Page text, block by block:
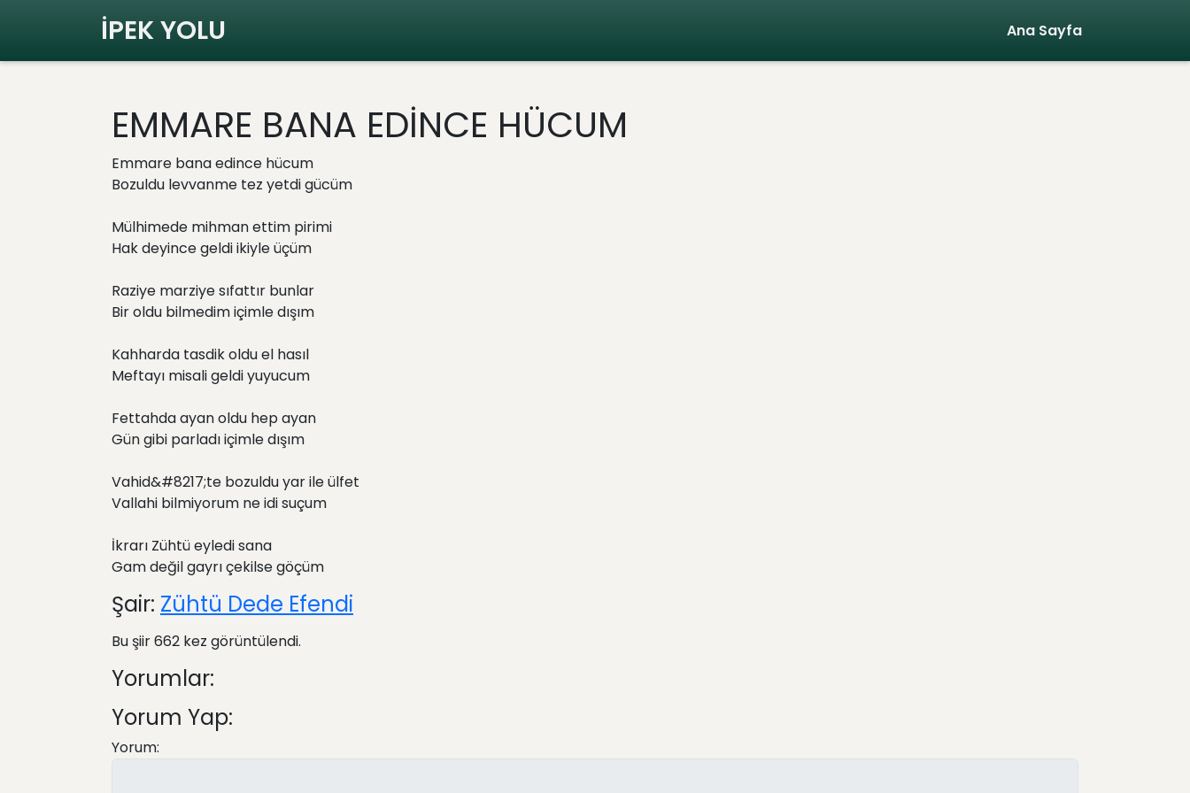
İPEK YOLU Ana Sayfa
EMMARE BANA EDİNCE HÜCUM
Emmare bana edince hücum
Bozuldu levvanme tez yetdi gücüm
Mülhimede mihman ettim pirimi
Hak deyince geldi ikiyle üçüm
Raziye marziye sıfattır bunlar
Bir oldu bilmedim içimle dışım
Kahharda tasdik oldu el hasıl
Meftayı misali geldi yuyucum
Fettahda ayan oldu hep ayan
Gün gibi parladı içimle dışım
Vahid&#8217;te bozuldu yar ile ülfet
Vallahi bilmiyorum ne idi suçum
İkrarı Zühtü eyledi sana
Gam değil gayrı çekilse göçüm
Şair: Zühtü Dede Efendi
Bu şiir 662 kez görüntülendi.
Yorumlar:
Yorum Yap:
Yorum: